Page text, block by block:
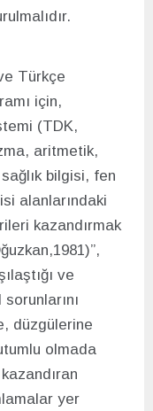
Türkçe
için,
(TDK,
aritmetik,
bilgisi, fen
alanlarındaki
kazandırmak
ve
düzgülerine
olmada
yer